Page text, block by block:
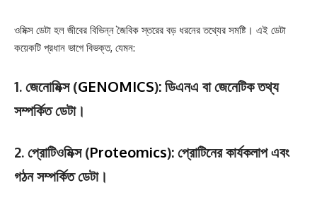
ওমিক্স ডেটা হল জীবের বিভিন্ন জৈবিক স্তরের বড় ধরনের তথ্যের সমষ্টি। এই ডেটা
কয়েকটি প্রধান ভাগে বিভক্ত, যেমন:
1. জেনোমিক্স (GENOMICS): ডিএনএ বা জেনেটিক তথ্য
সম্পর্কিত ডেটা।
2. প্রোটিওমিক্স (Proteomics): প্রোটিনের কার্যকলাপ এবং
গঠন সম্পর্কিত ডেটা।